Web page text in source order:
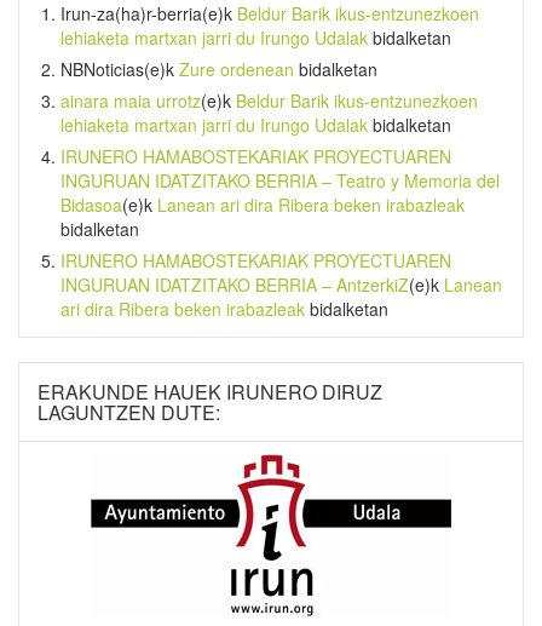
Irun-za(ha)r-berria(e)k Beldur Barik ikus-entzunezkoen
lehiaketa martxan jarri du Irungo Udalak bidalketan
NBNoticias(e)k Zure ordenean bidalketan
ainara maia urrotz(e)k Beldur Barik ikus-entzunezkoen
lehiaketa martxan jarri du Irungo Udalak bidalketan
IRUNERO HAMABOSTEKARIAK PROYECTUAREN
INGURUAN IDATZITAKO BERRIA – Teatro y Memoria del
Bidasoa(e)k Lanean ari dira Ribera beken irabazleak
bidalketan
IRUNERO HAMABOSTEKARIAK PROYECTUAREN
INGURUAN IDATZITAKO BERRIA – AntzerkiZ(e)k Lanean
ari dira Ribera beken irabazleak bidalketan
ERAKUNDE HAUEK IRUNERO DIRUZ
LAGUNTZEN DUTE: